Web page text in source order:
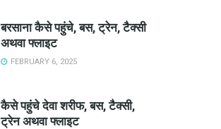
बरसाना कैसे पहुंचे, बस, ट्रेन, टैक्सी
अथवा फ्लाइट
FEBRUARY 6, 2025
कैसे पहुंचे देवा शरीफ, बस, टैक्सी,
ट्रेन अथवा फ्लाइट